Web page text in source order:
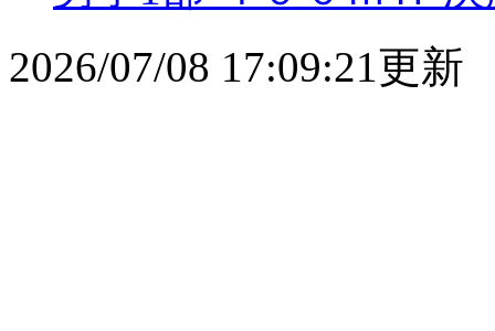
2026/07/08 17:09:21更新